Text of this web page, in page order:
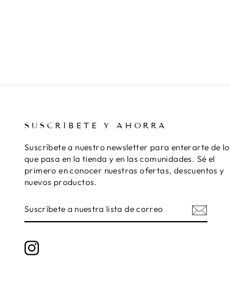
SUSCRÍBETE Y AHORRA
Suscríbete a nuestro newsletter para enterarte de lo
que pasa en la tienda y en las comunidades. Sé el
primero en conocer nuestras ofertas, descuentos y
nuevos productos.
A
CORREO
Instagram